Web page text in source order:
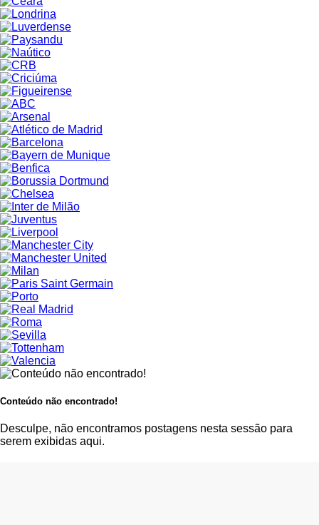
Conteúdo não encontrado!
Desculpe, não encontramos postagens nesta sessão para
serem exibidas aqui.